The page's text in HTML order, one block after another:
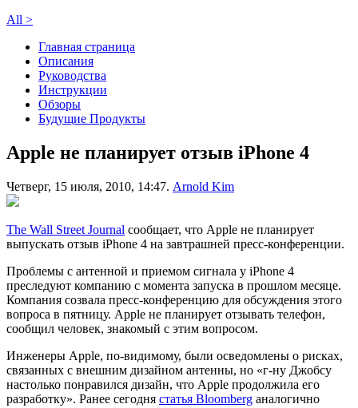
All >
Главная страница
Описания
Руководства
Инструкции
Обзоры
Будущие Продукты
Apple не планирует отзыв iPhone 4
Четверг, 15 июля, 2010, 14:47. Arnold Kim
The Wall Street Journal сообщает, что Apple не планирует
выпускать отзыв iPhone 4 на завтрашней пресс-конференции.
Проблемы с антенной и приемом сигнала у iPhone 4
преследуют компанию с момента запуска в прошлом месяце.
Компания созвала пресс-конференцию для обсуждения этого
вопроса в пятницу. Apple не планирует отзывать телефон,
сообщил человек, знакомый с этим вопросом.
Инженеры Apple, по-видимому, были осведомлены о рисках,
связанных с внешним дизайном антенны, но «г-ну Джобсу
настолько понравился дизайн, что Apple продолжила его
разработку». Ранее сегодня статья Bloomberg аналогично